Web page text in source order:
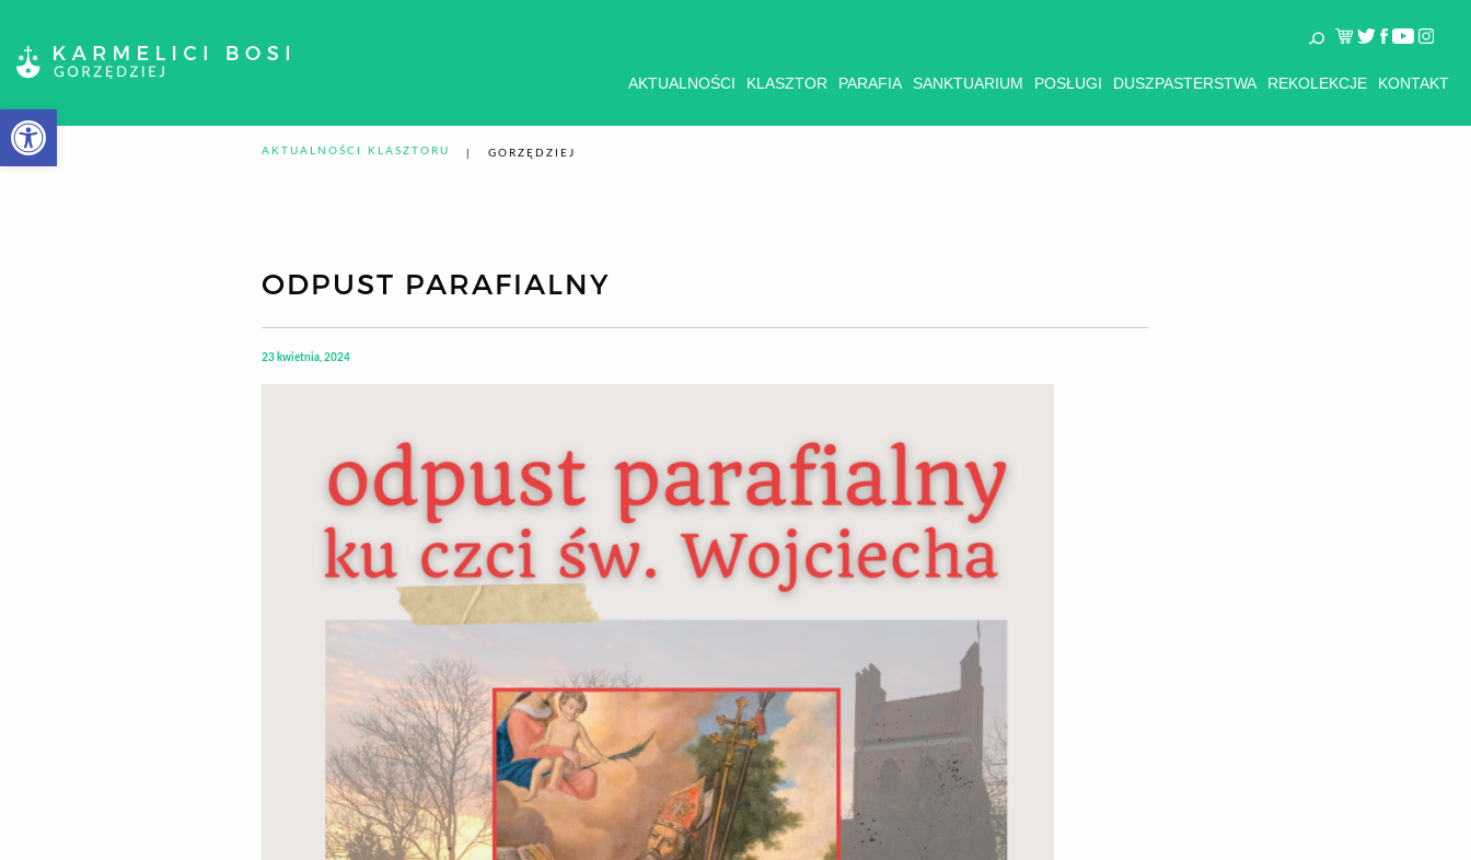
Otwórz pasek narzędzi
AKTUALNOŚCI KLASZTOR PARAFIA SANKTUARIUM POSŁUGI DUSZPASTERSTWA REKOLEKCJE KONTAKT
AKTUALNOŚCI KLASZTORU GORZĘDZIEJ
ODPUST PARAFIALNY
23 kwietnia, 2024